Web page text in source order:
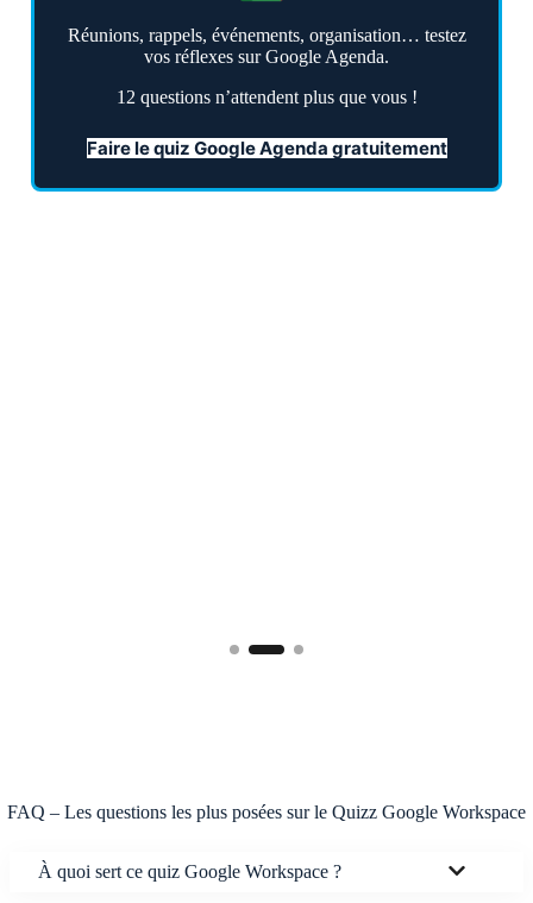
Réunions, rappels, événements, organisation… testez
vos réflexes sur Google Agenda.
12 questions n’attendent plus que vous !
Faire le quiz Google Agenda gratuitement
FAQ – Les questions les plus posées sur le Quizz Google Workspace
À quoi sert ce quiz Google Workspace ?